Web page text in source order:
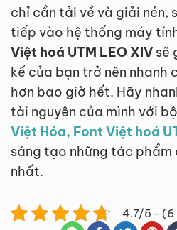
chỉ cần tải về và giải nén,
tiếp vào hệ thống máy
Việt hoá UTM LEO XIV sẽ
kế của bạn trở nên nhanh
hơn bao giờ hết. Hãy
tài nguyên của mình với bộ
Việt Hóa, Font Việt hoá
sáng tạo những tác
nhất.
4.7/5 - (6